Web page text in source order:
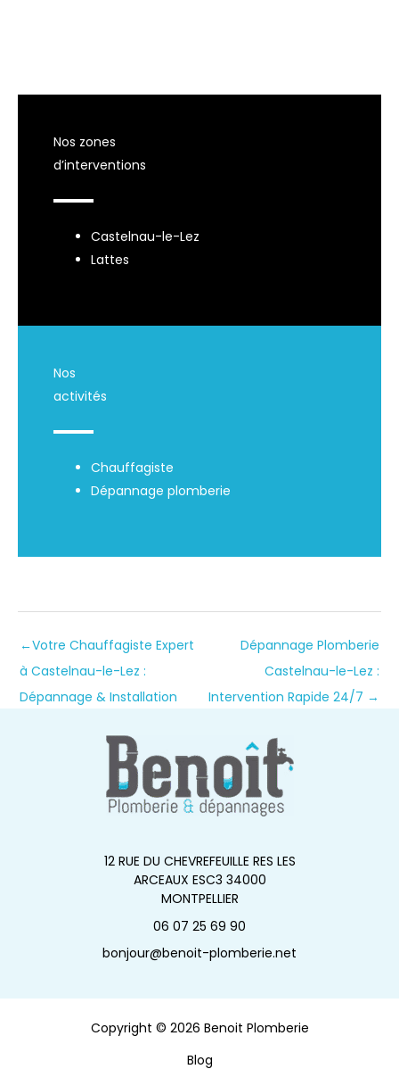
Nos zones
d’interventions
Castelnau-le-Lez
Lattes
Nos
activités
Chauffagiste
Dépannage plomberie
←Votre Chauffagiste Expert
à Castelnau-le-Lez :
Dépannage & Installation
Dépannage Plomberie
Castelnau-le-Lez :
Intervention Rapide 24/7 →
12 RUE DU CHEVREFEUILLE RES LES
ARCEAUX ESC3 34000
MONTPELLIER
06 07 25 69 90
bonjour@benoit-plomberie.net
Copyright © 2026 Benoit Plomberie
Blog